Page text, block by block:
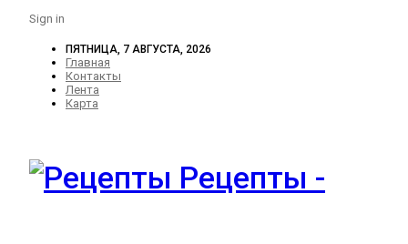
Sign in
ПЯТНИЦА, 7 АВГУСТА, 2026
Главная
Контакты
Лента
Карта
Рецепты -